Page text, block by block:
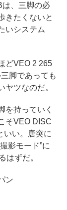
は、三脚の必
きたくないと
いシステム
どVEO 2 265
脚であっても
ツなのだ。
を持っていく
そVEO DISC
いい。唐突に
影モード”に
はずだ。
ン